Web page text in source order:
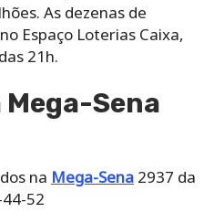
As dezenas de
Espaço Loterias Caixa,
21h.
Sena
na Mega-Sena 2937 da
52